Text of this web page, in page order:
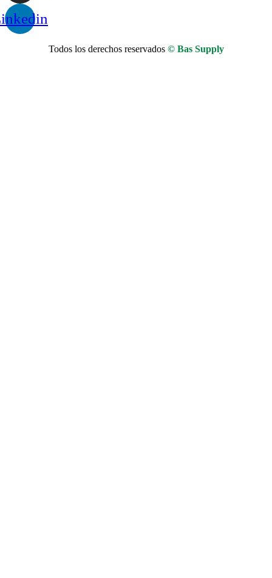
Todos los derechos reservados © Bas Supply